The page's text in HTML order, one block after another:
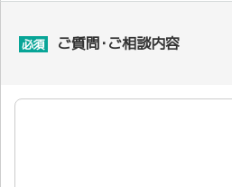
必須 ご質問･ご相談内容